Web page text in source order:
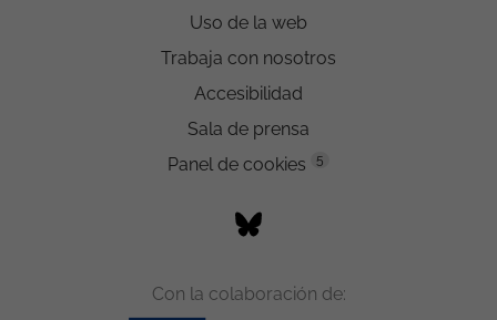
Uso de la web
Trabaja con nosotros
Accesibilidad
Sala de prensa
Panel de cookies
5
Con la colaboración de: